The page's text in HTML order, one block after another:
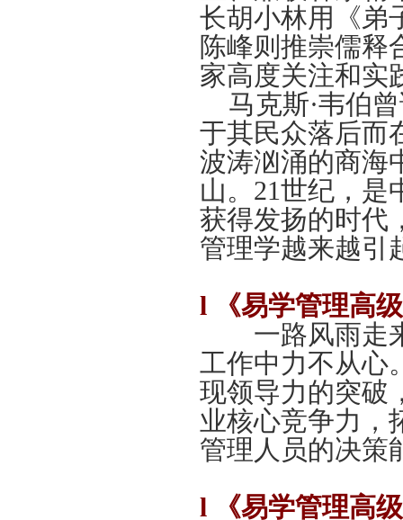
长胡小林用《弟
陈峰则推崇儒释
家高度关注和实
马克斯·韦伯
于其民众落后而
波涛汹涌的商海
山。21世纪，是
获得发扬的时代
管理学越来越引
l
《易学管理高
一路风雨走来
工作中力不从心
现领导力的突破
业核心竞争力，
管理人员的决策
l
《易学管理高